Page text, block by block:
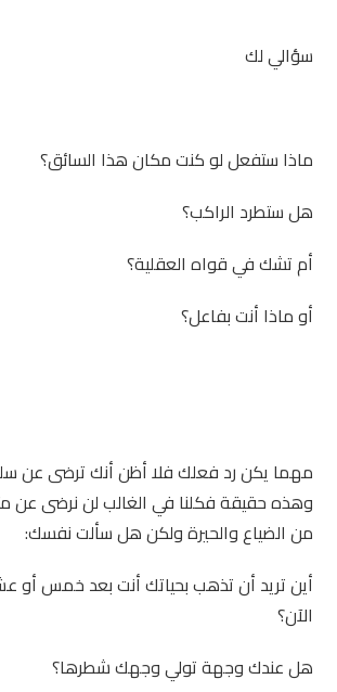
سؤالي لك
ماذا ستفعل لو كنت مكان هذا السائق؟
هل ستطرد الراكب؟
أم تشك في قواه العقلية؟
أو ماذا أنت بفاعل؟
مهما يكن رد فعلك فلا أظن أنك ترضى عن
وهذه حقيقة فكلنا في الغالب لن نرضى عن
من الضياع والحيرة ولكن هل سألت نفسك:
أين تريد أن تذهب بحياتك أنت بعد خمس أو
الآن؟
هل عندك وجهة تولي وجهك شطرها؟